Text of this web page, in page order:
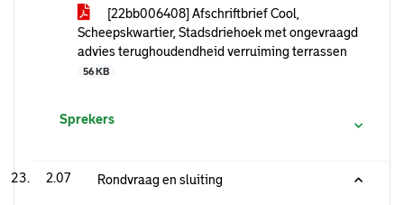
[22bb006408] Afschriftbrief Cool,
Scheepskwartier, Stadsdriehoek met ongevraagd
advies terughoudendheid verruiming terrassen
56 KB
Sprekers
2.07 Rondvraag en sluiting